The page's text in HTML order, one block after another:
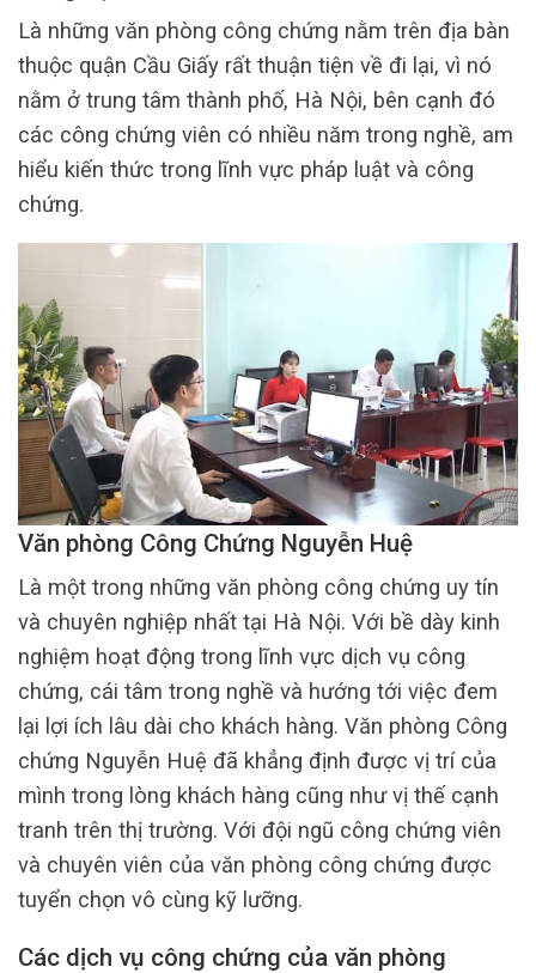
Là những văn phòng công chứng nằm trên địa bàn
thuộc quận Cầu Giấy rất thuận tiện về đi lại, vì nó
nằm ở trung tâm thành phố, Hà Nội, bên cạnh đó
các công chứng viên có nhiều năm trong nghề, am
hiểu kiến thức trong lĩnh vực pháp luật và công
chứng.
Văn phòng Công Chứng Nguyễn Huệ
Là một trong những văn phòng công chứng uy tín
và chuyên nghiệp nhất tại Hà Nội. Với bề dày kinh
nghiệm hoạt động trong lĩnh vực dịch vụ công
chứng, cái tâm trong nghề và hướng tới việc đem
lại lợi ích lâu dài cho khách hàng. Văn phòng Công
chứng Nguyễn Huệ đã khẳng định được vị trí của
mình trong lòng khách hàng cũng như vị thế cạnh
tranh trên thị trường. Với đội ngũ công chứng viên
và chuyên viên của văn phòng công chứng được
tuyển chọn vô cùng kỹ lưỡng.
Các dịch vụ công chứng của văn phòng